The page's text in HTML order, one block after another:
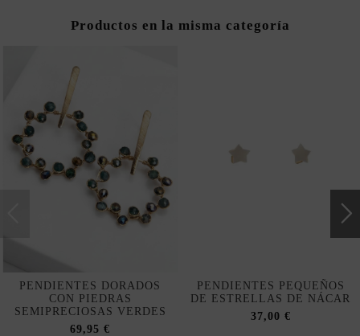
Productos en la misma categoría
PENDIENTES DORADOS
CON PIEDRAS
SEMIPRECIOSAS VERDES
69,95 €
PENDIENTES PEQUEÑOS
DE ESTRELLAS DE NÁCAR
37,00 €